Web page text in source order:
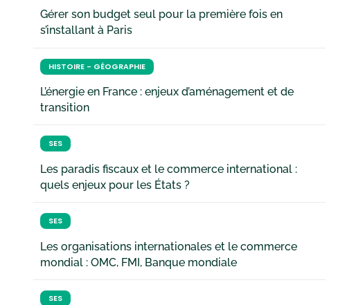
Gérer son budget seul pour la première fois en
s’installant à Paris
HISTOIRE - GÉOGRAPHIE
L’énergie en France : enjeux d’aménagement et de
transition
SES
Les paradis fiscaux et le commerce international :
quels enjeux pour les États ?
SES
Les organisations internationales et le commerce
mondial : OMC, FMI, Banque mondiale
SES